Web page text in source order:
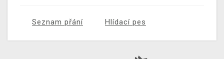
Seznam přání Hlídací pes